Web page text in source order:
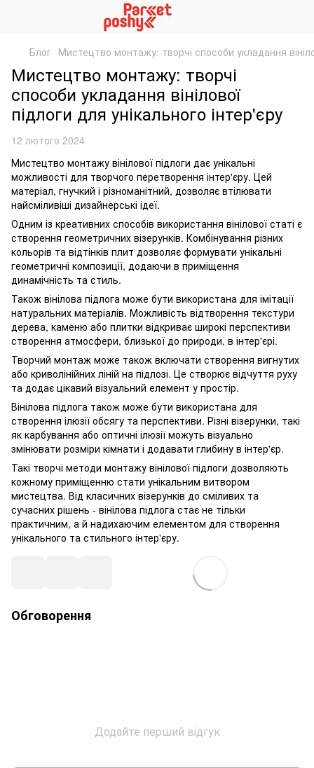
Блог Мистецтво монтажу: творчі способи укладання
Мистецтво монтажу: творчі
способи укладання вінілової
підлоги для унікального інтер'єру
12 лютого 2024
Мистецтво монтажу вінілової підлоги дає унікальні
можливості для творчого перетворення інтер'єру. Цей
матеріал, гнучкий і різноманітний, дозволяє втілювати
найсміливіші дизайнерські ідеї.
Одним із креативних способів використання вінілової статі є
створення геометричних візерунків. Комбінування різних
кольорів та відтінків плит дозволяє формувати унікальні
геометричні композиції, додаючи в приміщення
динамічність та стиль.
Також вінілова підлога може бути використана для імітації
натуральних матеріалів. Можливість відтворення текстури
дерева, каменю або плитки відкриває широкі перспективи
створення атмосфери, близької до природи, в інтер'єрі.
Творчий монтаж може також включати створення вигнутих
або криволінійних ліній на підлозі. Це створює відчуття руху
та додає цікавий візуальний елемент у простір.
Вінілова підлога також може бути використана для
створення ілюзії обсягу та перспективи. Різні візерунки, такі
як карбування або оптичні ілюзії можуть візуально
змінювати розміри кімнати і додавати глибину в інтер'єр.
Такі творчі методи монтажу вінілової підлоги дозволяють
кожному приміщенню стати унікальним витвором
мистецтва. Від класичних візерунків до сміливих та
сучасних рішень - вінілова підлога стає не тільки
практичним, а й надихаючим елементом для створення
унікального та стильного інтер'єру.
Обговорення
Додайте перший відгук